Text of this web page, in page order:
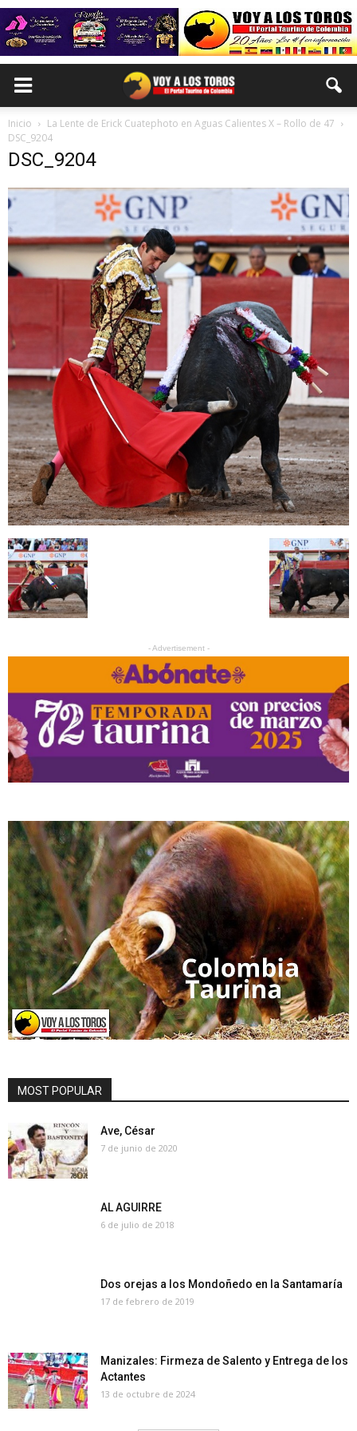
Inicio
La Lente de Erick Cuatephoto en Aguas Calientes X – Rollo de 47
DSC_9204
DSC_9204
- Advertisement -
MOST POPULAR
Ave, César
7 de junio de 2020
AL AGUIRRE
6 de julio de 2018
Dos orejas a los Mondoñedo en la Santamaría
17 de febrero de 2019
Manizales: Firmeza de Salento y Entrega de los
Actantes
13 de octubre de 2024